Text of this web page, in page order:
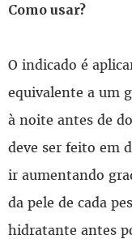
Como usar?
O indicado é
equivalente a um
à noite antes de
deve ser feito em
ir aumentando
da pele de cada
hidratante antes